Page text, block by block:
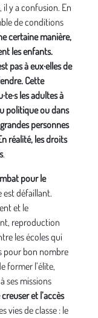
il y a confusion. En
de conditions
certaine manière,
les enfants.
pas à eux·elles de
Cette
les adultes à
politique ou dans
personnes
réalité, les droits
.
pour le
est défaillant.
et le
reproduction
les écoles qui
pour bon nombre
former l’élite,
ses missions
et l’accès
vies de classe : le